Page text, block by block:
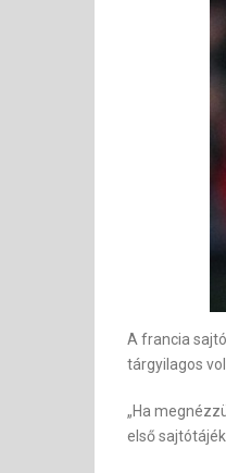
A francia
tárgyilagos
„Ha
első